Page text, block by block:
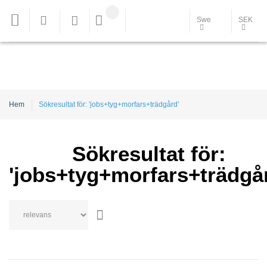
Swe SEK
Hem Sökresultat för: 'jobs+tyg+morfars+trädgård'
Sökresultat för: